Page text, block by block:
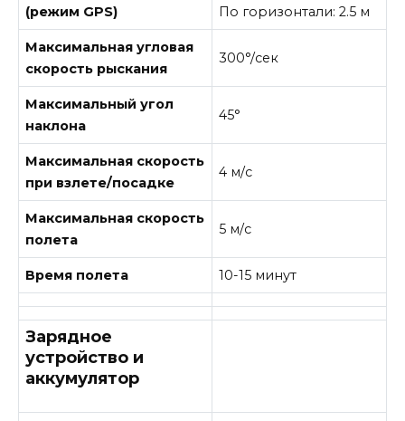
(режим GPS)
По горизонтали: 2.5 м
Максимальная угловая
скорость рыскания
300°/сек
Максимальный угол
наклона
45°
Максимальная скорость
при взлете/посадке
4 м/с
Максимальная скорость
полета
5 м/с
Время полета 10-15 минут
Зарядное
устройство и
аккумулятор